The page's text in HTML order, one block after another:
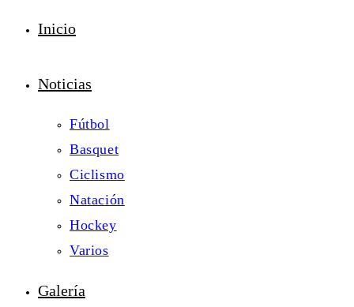
Inicio
Noticias
Fútbol
Basquet
Ciclismo
Natación
Hockey
Varios
Galería